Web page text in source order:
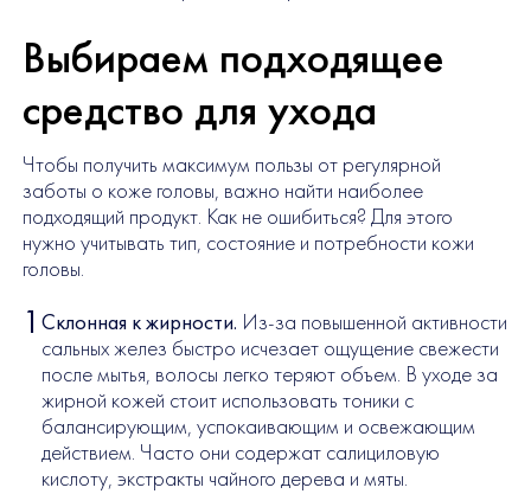
Выбираем подходящее
средство для ухода
Чтобы получить максимум пользы от регулярной
заботы о коже головы, важно найти наиболее
подходящий продукт. Как не ошибиться? Для этого
нужно учитывать тип, состояние и потребности кожи
головы.
Склонная к жирности. Из-за повышенной активности
сальных желез быстро исчезает ощущение свежести
после мытья, волосы легко теряют объем. В уходе за
жирной кожей стоит использовать тоники с
балансирующим, успокаивающим и освежающим
действием. Часто они содержат салициловую
кислоту, экстракты чайного дерева и мяты.